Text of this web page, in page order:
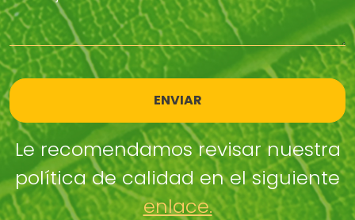
ENVIAR
Le recomendamos revisar nuestra
política de calidad en el siguiente
enlace.